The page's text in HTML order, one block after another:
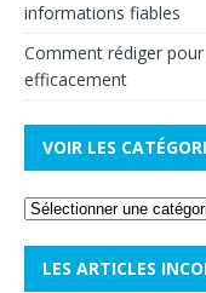
informations fiables
Comment rédiger
efficacement
VOIR LES
LES ARTICLES